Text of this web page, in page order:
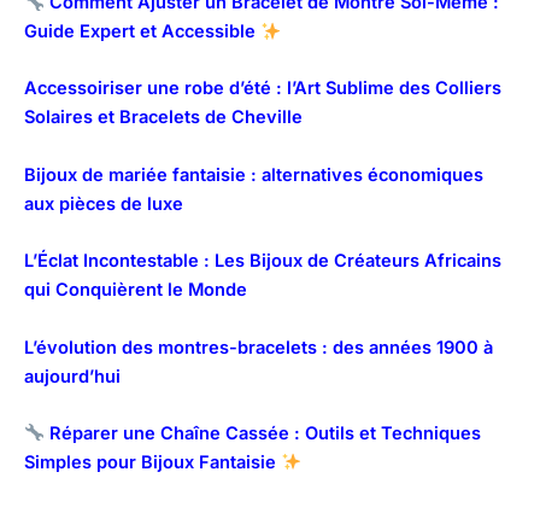
Guide Expert et Accessible
Accessoiriser une robe d’été : l’Art Sublime des Colliers
Solaires et Bracelets de Cheville
Bijoux de mariée fantaisie : alternatives économiques
aux pièces de luxe
L’Éclat Incontestable : Les Bijoux de Créateurs Africains
qui Conquièrent le Monde
L’évolution des montres-bracelets : des années 1900 à
aujourd’hui
Réparer une Chaîne Cassée : Outils et Techniques
Simples pour Bijoux Fantaisie